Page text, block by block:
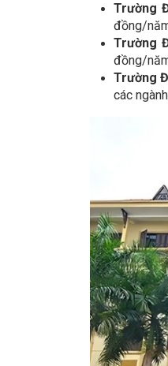
Trường
đồng/
Trường
đồng/
Trường
các